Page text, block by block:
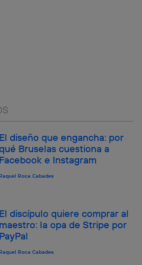
El diseño que engancha: por
Bruselas cuestiona a
Facebook e Instagram
Roca Cabades
El discípulo quiere comprar al
maestro: la opa de Stripe por
PayPal
Roca Cabades